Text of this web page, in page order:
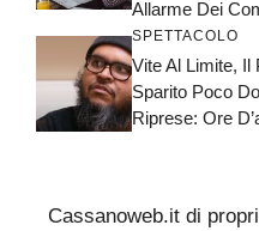
Allarme Dei
SPETTACOLO
Vite Al Limite, Il
Sparito Poco
Riprese: Ore
Cassanoweb.it di